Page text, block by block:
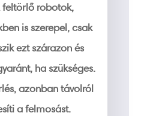
feltörlő robotok,
is szerepel, csak
ezt szárazon és
ha szükséges.
azonban távolról
a felmosást.